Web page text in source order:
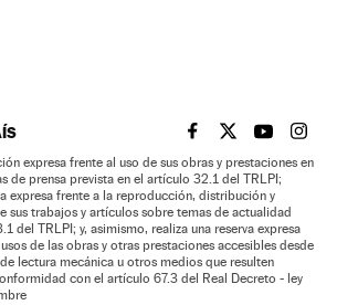
EL PAÍS BRASIL EN
EL PAÍSEL PAÍS
EL
expresa frente al uso de sus obras y prestaciones en
de prensa prevista en el artículo 32.1 del TRLPI;
expresa frente a la reproducción, distribución y
sus trabajos y artículos sobre temas de actualidad
del TRLPI; y, asimismo, realiza una reserva expresa
de las obras y otras prestaciones accesibles desde
lectura mecánica u otros medios que resulten
con el artículo 67.3 del Real Decreto - ley